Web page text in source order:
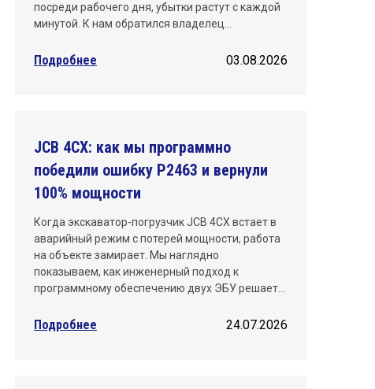
Омск
Санкт-Петербург
Саратов
Уфа
Хабаровск
посреди рабочего дня, убытки растут с каждой
минутой. К нам обратился владелец…
Подробнее 03.08.2026
JCB 4CX: как мы программно
победили ошибку P2463 и вернули
100% мощности
Когда экскаватор-погрузчик JCB 4CX встает в
аварийный режим с потерей мощности, работа
на объекте замирает. Мы наглядно
показываем, как инженерный подход к
программному обеспечению двух ЭБУ решает…
Подробнее 24.07.2026